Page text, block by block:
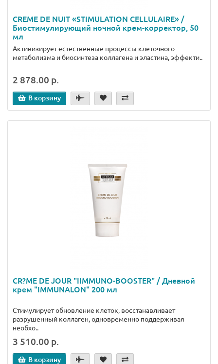
CREME DE NUIT «STIMULATION CELLULAIRE» /
Биостимулирующий ночной крем-корректор, 50
мл
Активизирует естественные процессы клеточного
метаболизма и биосинтеза коллагена и эластина, эффекти..
2 878.00 р.
В корзину
CR?ME DE JOUR "IIMMUNO-BOOSTER" / Дневной
крем "IMMUNALON" 200 мл
Стимулирует обновление клеток, восстанавливает
разрушенный коллаген, одновременно поддерживая
необхо..
3 510.00 р.
В корзину